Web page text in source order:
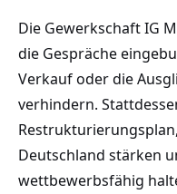
Die Gewerkschaft IG
die Gespräche
Verkauf oder die
verhindern.
Deutschland stärken
wettbewerbsfähig